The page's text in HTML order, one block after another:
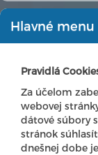
Hlavné menu
Pravidlá
Za účelom
webovej
dátové súbory
stránok
dnešnej dobe